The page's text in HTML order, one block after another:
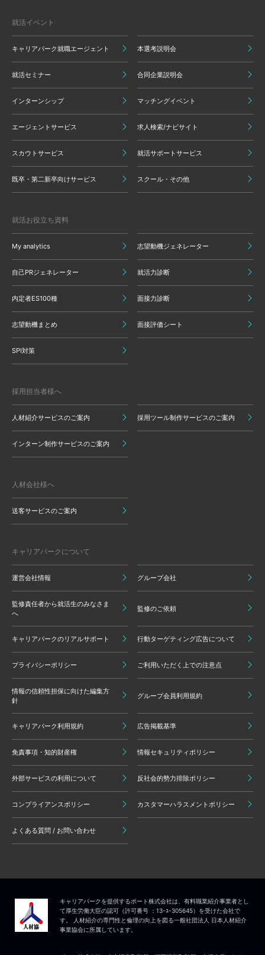
就活イベント
キャリアパーク就職エージェント 本選考説明会
就活セミナー 合同企業説明会
インターンシップ マッチングイベント
エージェントサービス 求人検索/ナビサイト
スカウトサービス 就活サポートサービス
既卒・第二新卒向けサービス スクール・その他
就活お役立ち資料
My analytics 志望動機ジェネレーター
自己PRジェネレーター 就活力診断
内定者ES100種 面接力診断
志望動機まとめ 面接評価シート
SPI対策
採用担当者様へ
人材紹介サービスのご案内 採用ツール制作サービスのご案内
インターン制作サービスのご案内
人材会社様へ
送客サービスのご案内
キャリアパークについて
運営会社情報 グループ会社
監修責任者から就活生のみなさま
へ
監修のご依頼
キャリアパークのリアルサポート 行動ターゲティング広告について
プライバシーポリシー ご利用いただく上での注意点
情報の信頼性担保に向けた編集方
針
グループ会員利用規約
キャリアパーク利用規約 広告掲載基準
免責事項・知的財産権 情報セキュリティポリシー
外部サービスの利用について 反社会的勢力排除ポリシー
コンプライアンスポリシー カスタマーハラスメントポリシー
よくある質問 / お問い合わせ